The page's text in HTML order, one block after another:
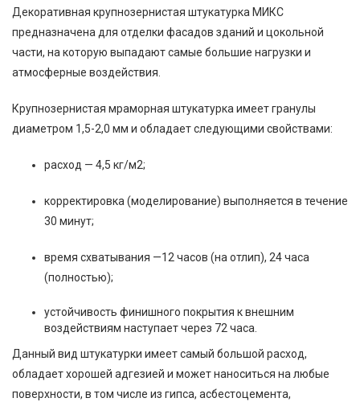
Декоративная крупнозернистая штукатурка МИКС
предназначена для отделки фасадов зданий и цокольной
части, на которую выпадают самые большие нагрузки и
атмосферные воздействия.
Крупнозернистая мраморная штукатурка имеет гранулы
диаметром 1,5-2,0 мм и обладает следующими свойствами:
расход — 4,5 кг/м2;
корректировка (моделирование) выполняется в течение
30 минут;
время схватывания —12 часов (на отлип), 24 часа
(полностью);
устойчивость финишного покрытия к внешним
воздействиям наступает через 72 часа.
Данный вид штукатурки имеет самый большой расход,
обладает хорошей адгезией и может наноситься на любые
поверхности, в том числе из гипса, асбестоцемента,